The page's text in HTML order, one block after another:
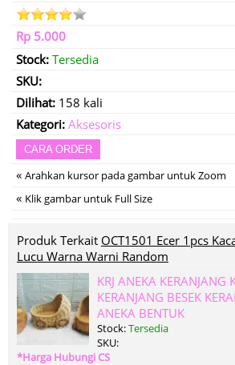
Rp 5.000
Stock: Tersedia
SKU:
Dilihat: 158 kali
Kategori: Aksesoris
CARA ORDER
« Arahkan kursor pada gambar untuk Zoom
« Klik gambar untuk Full Size
Produk Terkait OCT1501 Ecer 1pcs
Lucu Warna Warni Random
KRJ ANEKA KERANJANG
KERANJANG BESEK
ANEKA BENTUK
Stock:Tersedia
SKU:
*Harga Hubungi CS